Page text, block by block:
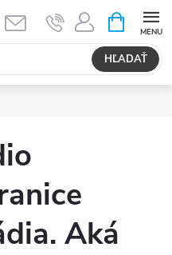
HĽADAŤ
KOŠÍK
Aká